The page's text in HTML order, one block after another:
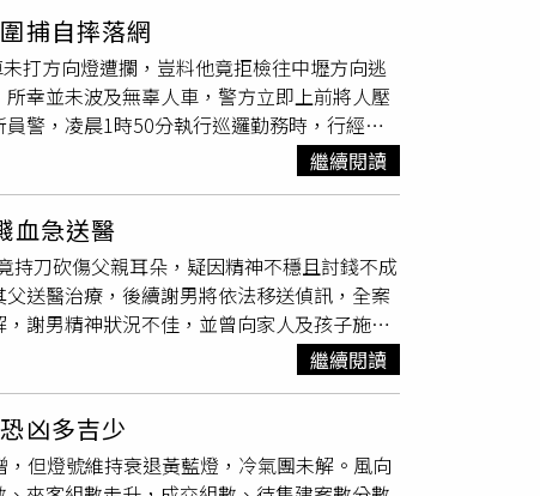
等5條原為免費公車路線，自2020年8月轉
務效能，因此交通局自7月1日起將5條路線
方民意代表召開多次會議及會勘，並依與會
升公車路線營運效率，7月1日起將整併
日止，由亞通客運所營市區客運「5672中
交通局）5條路線整併前，原平日總班次為50
費方式同本市市區公車採里程計費，並適用
有乘車優惠（第二趟優惠18元），歡迎民眾
220A、221、222、223等5條市區公車路
國軍桃園總醫院（經黄泥塘）」路線，由桃
園總醫院（經黄泥塘）的路線，因亞通汽車
體營運規畫考量，自7月1日起至8月31日
線及停靠站位等營運資訊均不變，班次數維
劃進行微調。交通局長張新福表示，路線整
（經國、中路、
，快速連結桃園地區各重要節點，提升公共
捕自摔落網
打方向燈遭攔，豈料他竟拒檢往中壢方向逃
幸並未波及無辜人車，警方立即上前將人壓
員警，凌晨1時50分執行巡邏勤務時，行經桃
要求停車配合攔查，豈料許男見到警方非但
並在後尾隨。警方表示，豈料許男騎機車逃
犯罪，杜絕不法情事在轄區發生。
繼續閱讀
血急送醫
刀砍傷父親耳朵，疑因精神不穩且討錢不成
送醫治療，後續謝男將依法移送偵訊，全案
謝男精神狀況不佳，並曾向家人及孩子施
角衝突，沒想到謝男竟氣憤持菜刀欲砍殺父
後謝男便迅速逃離現場。警方表示，小檜溪
近逮獲謝男，由於警方考量他精神狀況不
全案訊後他將依涉犯《殺人未遂罪》移送桃
繼續閱讀
凶多吉少
但燈號維持衰退黃藍燈，冷氣團未解。風向